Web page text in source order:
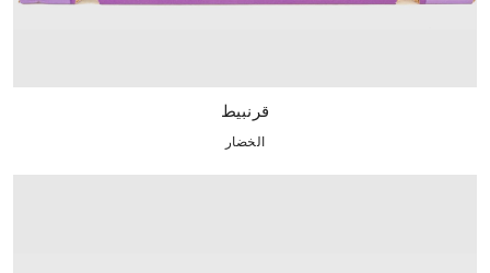
قرنبيط
الخضار